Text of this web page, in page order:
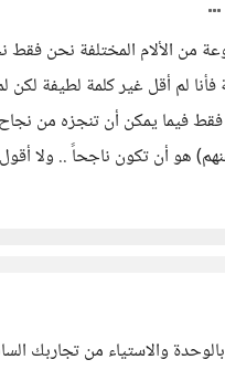
من الألام المختلفة نحن فقط
فأنا لم أقل غير كلمة لطيفة
فيما يمكن أن تنجزه من
هو أن تكون ناجحاً .. ولا
والاستياء من تجاربك